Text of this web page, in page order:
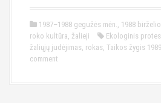
1987–1988 gegužės mėn., 1988
roko kultūra, žalieji Ekologinis
žaliųjų judėjimas, rokas, Taikos žygis 1989
comment